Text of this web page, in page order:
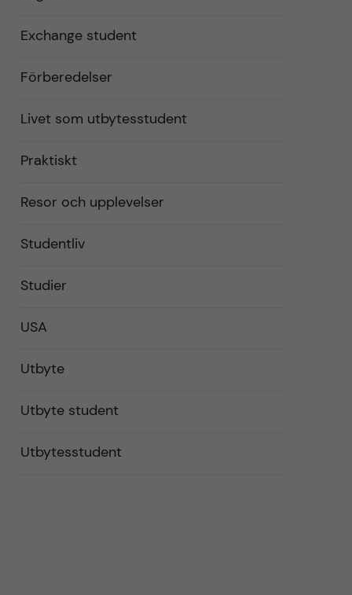
Exchange student
Förberedelser
Livet som utbytesstudent
Praktiskt
Resor och upplevelser
Studentliv
Studier
USA
Utbyte
Utbyte student
Utbytesstudent